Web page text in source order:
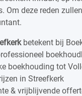
Om deze reden
betekent bij
boekhouding tot
in Streefkerk
& vrijblijvende